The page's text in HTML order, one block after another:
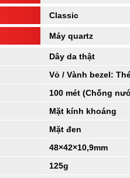
Classic
Máy quartz
Dây da thật
Vỏ / Vành bezel:
100 mét (Chống
Mặt kính khoáng
Mặt đen
48×42×10,9mm
125g